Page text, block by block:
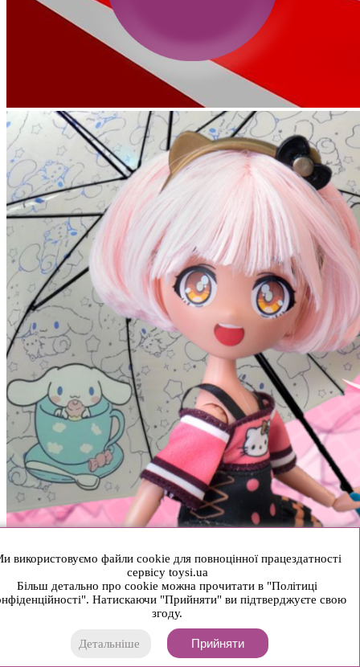
використовуємо файли cookie для повноцінної працездатності
сервісу toysi.ua
Більш детально про cookie можна прочитати в "Політиці
Натискаючи "Прийняти" ви підтверджуєте свою
згоду.
Детальніше Прийняти